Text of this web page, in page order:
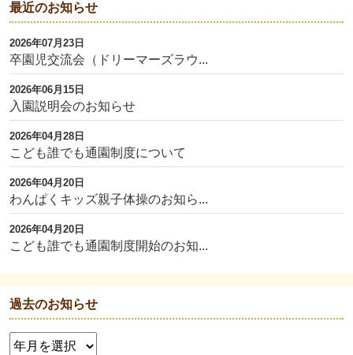
最近のお知らせ
2026年07月23日
卒園児交流会（ドリーマーズラウ...
2026年06月15日
入園説明会のお知らせ
2026年04月28日
こども誰でも通園制度について
2026年04月20日
わんぱくキッズ親子体操のお知ら...
2026年04月20日
こども誰でも通園制度開始のお知...
過去のお知らせ